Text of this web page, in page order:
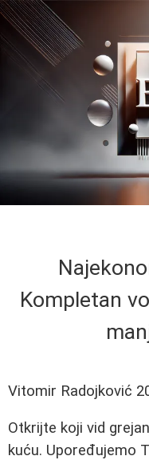
Kompletan
Vitomir Radojković
Otkrijte koji vid
kuću. Upoređujemo